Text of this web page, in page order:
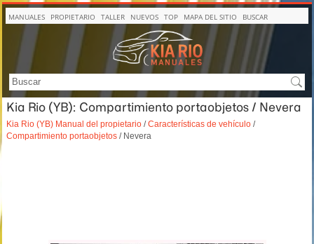
MANUALES PROPIETARIO TALLER NUEVOS TOP MAPA DEL SITIO BUSCAR
Kia Rio (YB): Compartimiento portaobjetos / Nevera
Kia Rio (YB) Manual del propietario /Características de vehículo /
Compartimiento portaobjetos / Nevera